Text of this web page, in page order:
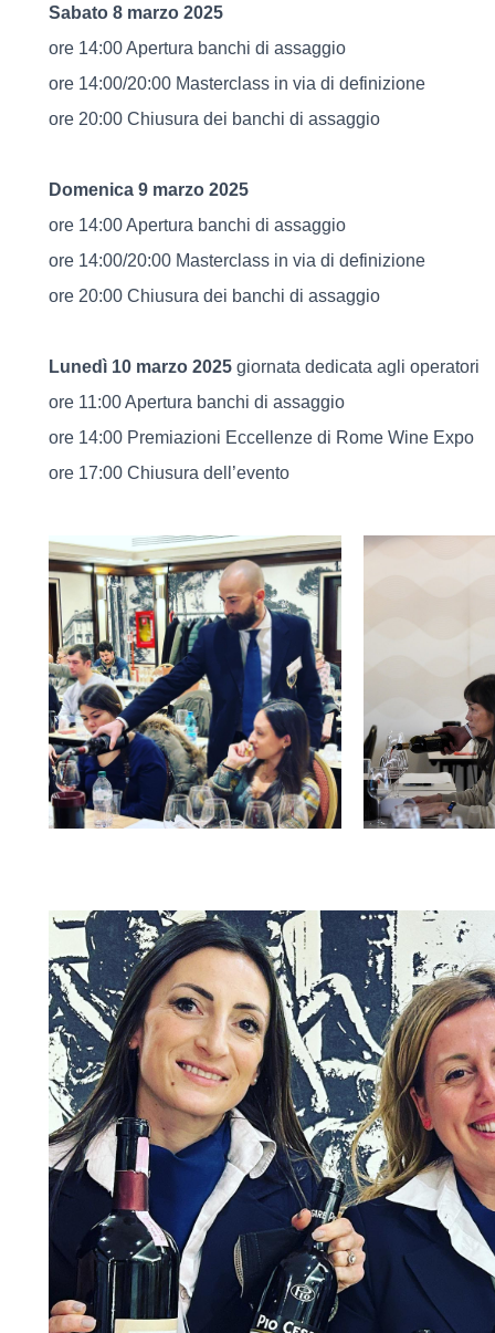
Sabato 8 marzo 2025
ore 14:00 Apertura banchi di assaggio
ore 14:00/20:00 Masterclass in via di definizione
ore 20:00 Chiusura dei banchi di assaggio
Domenica 9 marzo 2025
ore 14:00 Apertura banchi di assaggio
ore 14:00/20:00 Masterclass in via di definizione
ore 20:00 Chiusura dei banchi di assaggio
Lunedì 10 marzo 2025 giornata dedicata agli operatori
ore 11:00 Apertura banchi di assaggio
ore 14:00 Premiazioni Eccellenze di Rome Wine Expo
ore 17:00 Chiusura dell’evento